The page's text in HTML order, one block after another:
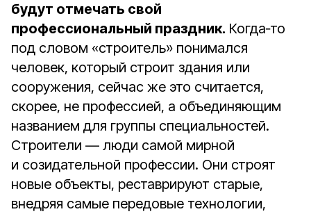
будут отмечать свой
профессиональный праздник. Когда‑то
под словом «строитель» понимался
человек, который строит здания или
сооружения, сейчас же это считается,
скорее, не профессией, а объединяющим
названием для группы специальностей.
Строители — люди самой мирной
и созидательной профессии. Они строят
новые объекты, реставрируют старые,
внедряя самые передовые технологии,